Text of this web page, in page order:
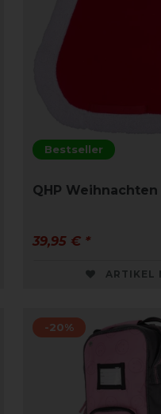
Bestseller
QHP
39,95 € *
ARTIKEL
-20%